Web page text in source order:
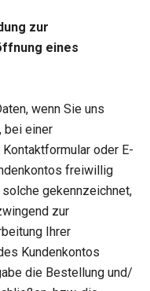
zur
eines
wenn Sie uns
bei einer
oder E-
freiwillig
gekennzeichnet,
zur
Ihrer
Kundenkontos
die Bestellung und/